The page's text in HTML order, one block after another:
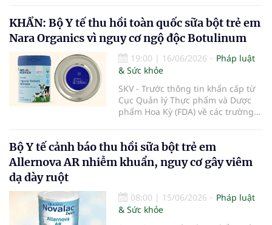
vụ khám bệnh, chữa bệnh khi chưa
được cấp giấy phép hoạt động
theo quy định của pháp luật.
KHẨN: Bộ Y tế thu hồi toàn quốc sữa bột trẻ em
Nara Organics vì nguy cơ ngộ độc Botulinum
19:00 | 16/06/2026
Pháp luật
& Sức khỏe
SKV - Trước thông tin khẩn cấp từ
Cục Quản lý Thực phẩm và Dược
phẩm Hoa Kỳ (FDA) về các trường
toàn thực phẩm (Bộ Y tế) đã liên
tiếp ban hành các công văn hỏa
tốc yêu cầu rà soát, thu hồi triệt để
thuộc thương hiệu Nara Organics
tại thị trường Việt Nam nhằm bảo
vệ tuyệt đối sức khỏe người tiêu
Bộ Y tế cảnh báo thu hồi sữa bột trẻ em
Allernova AR nhiễm khuẩn, nguy cơ gây viêm
dạ dày ruột
08:00 | 15/06/2026
Pháp luật
& Sức khỏe